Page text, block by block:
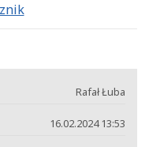
Rafał Łuba
16.02.2024 13:53